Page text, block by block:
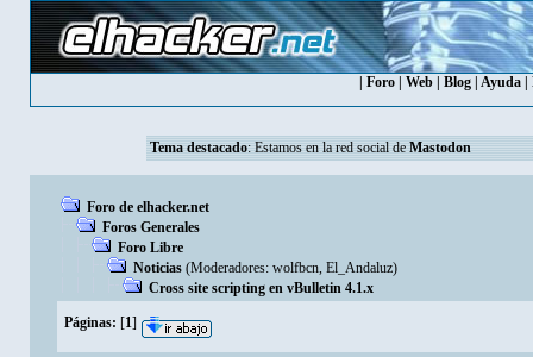
Foro| Web| Blog| Ayuda|
Tema destacado: Estamos en la red social de Mastodon
Foro de elhacker.net
Foros Generales
Foro Libre
Noticias (Moderadores: wolfbcn, El_Andaluz)
Cross site scripting en vBulletin 4.1.x
Páginas: [1]